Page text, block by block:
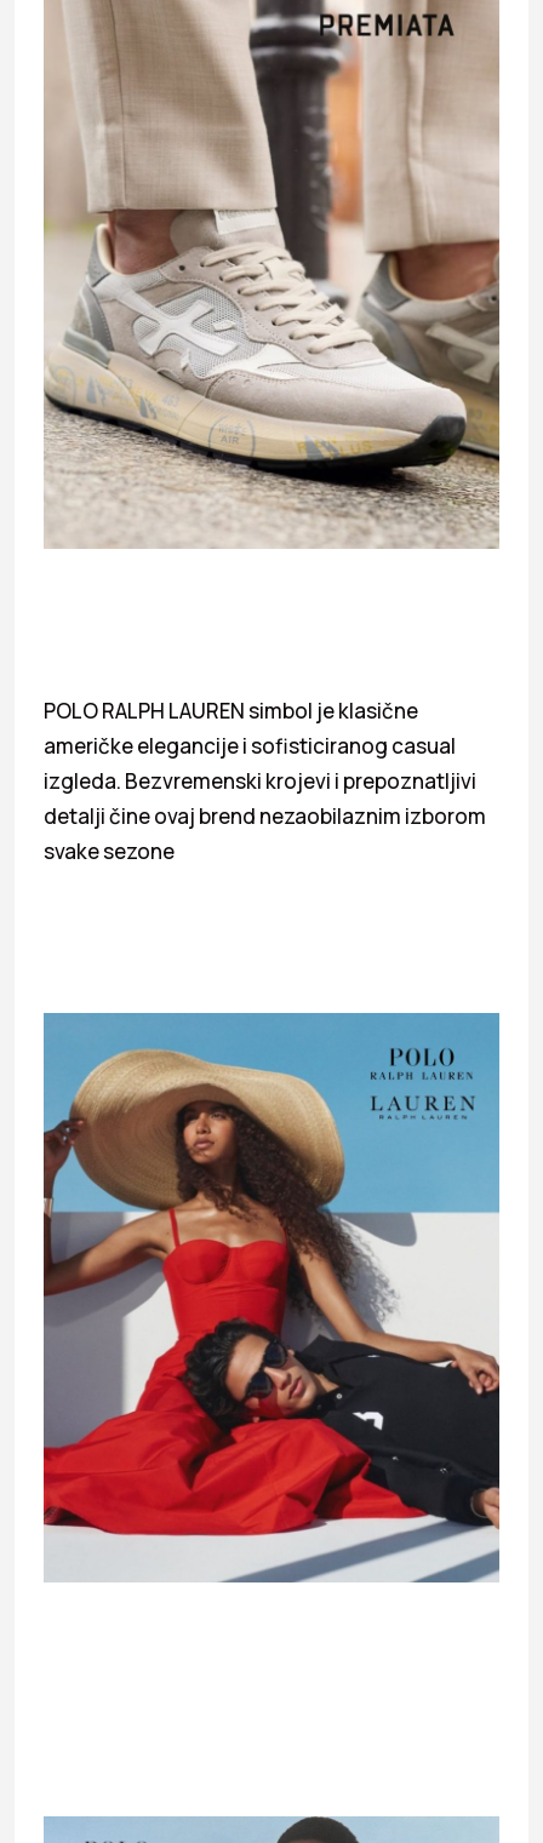
POLO RALPH LAUREN simbol je klasične
američke elegancije i sofisticiranog casual
izgleda. Bezvremenski krojevi i prepoznatljivi
detalji čine ovaj brend nezaobilaznim izborom
svake sezone